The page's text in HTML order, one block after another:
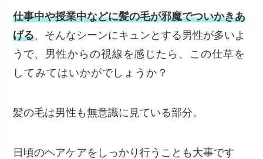
仕事中や授業中などに髪の毛が邪魔でついかきあ
げる、そんなシーンにキュンとする男性が多いよ
うで、男性からの視線を感じたら、この仕草を
してみてはいかがでしょうか？
髪の毛は男性も無意識に見ている部分。
日頃のヘアケアをしっかり行うことも大事です